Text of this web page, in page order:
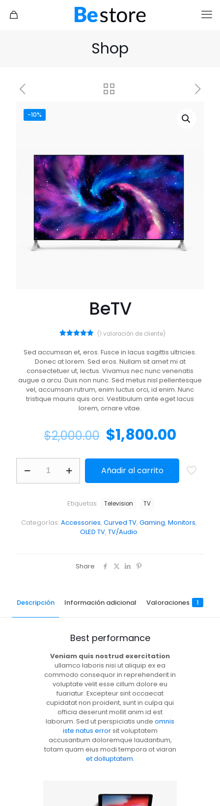
Shop
-10%
BeTV
de 5 en
base a
valoración
de un
cliente
(1 valoración de cliente)
Sed accumsan et, eros. Fusce in lacus sagittis ultricies.
Donec at lorem. Sed eros. Nullam sit amet mi at
consectetuer ut, lectus. Vivamus nec nunc venenatis
augue a arcu. Duis non nunc. Sed metus nisl pellentesque
vel, accumsan rutrum, enim luctus orci, id enim. Nunc
tristique mauris quis orci. Vestibulum ante eget lacus
lorem, ornare vitae.
$2,000.00 $1,800.00
Añadir al carrito
Categorías: Accessories, Curved TV, Gaming, Monitors,
OLED TV, TV/Audio
Etiquetas: Television TV
Share
Descripción Información adicional Valoraciones 1
Best performance
Veniam quis nostrud exercitation
ullamco laboris nisi ut aliquip ex ea
commodo consequor in reprehenderit in
voluptate velit esse cillum dolore eu
fuariatur. Excepteur sint occaecat
cupidatat non proident, sunt in culpa qui
officia deserunt mollit anim id est
laborum. Sed ut perspiciatis unde omnis
iste natus errorsit voluptatem
accusantium doloremque laudantium,
totam quam eius modi tempora ot viaran
et dolluptatem.